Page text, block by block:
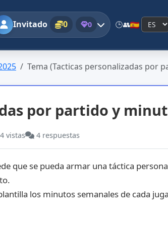
Invitado 0 0 🕒👥
Tema (Tacticas personalizadas por
por partido y
vistas 4 respuestas
que se pueda armar una táctica
los minutos semanales de cada